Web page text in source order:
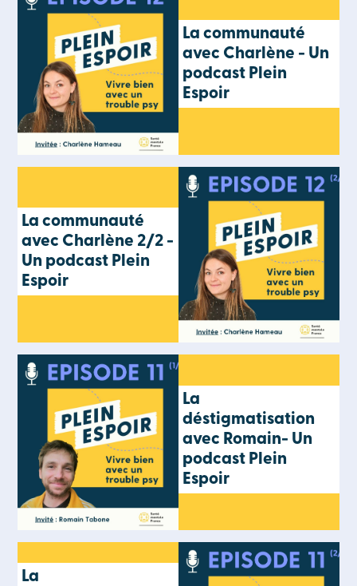
La communauté
avec Charlène - Un
podcast Plein
Espoir
La communauté
avec Charlène 2/2 -
Un podcast Plein
Espoir
La
déstigmatisation
avec Romain- Un
podcast Plein
Espoir
La